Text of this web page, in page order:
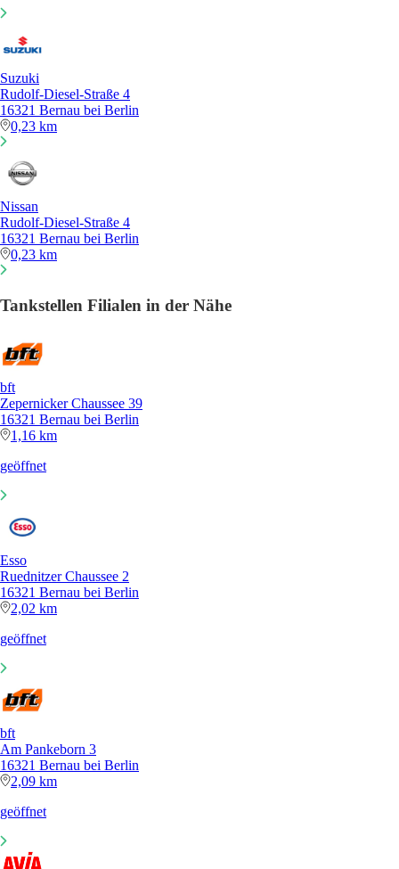
Suzuki
Rudolf-Diesel-Straße 4
16321 Bernau bei Berlin
0,23 km
Nissan
Rudolf-Diesel-Straße 4
16321 Bernau bei Berlin
0,23 km
Tankstellen Filialen in der Nähe
bft
Zepernicker Chaussee 39
16321 Bernau bei Berlin
1,16 km
geöffnet
Esso
Ruednitzer Chaussee 2
16321 Bernau bei Berlin
2,02 km
geöffnet
bft
Am Pankeborn 3
16321 Bernau bei Berlin
2,09 km
geöffnet